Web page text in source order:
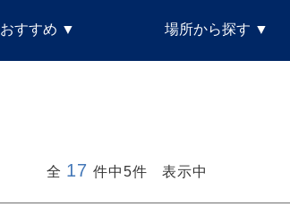
おすすめ 場所から探す
全 17件中5件 表示中